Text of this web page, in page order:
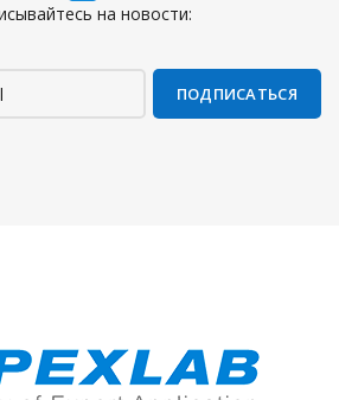
на новости: